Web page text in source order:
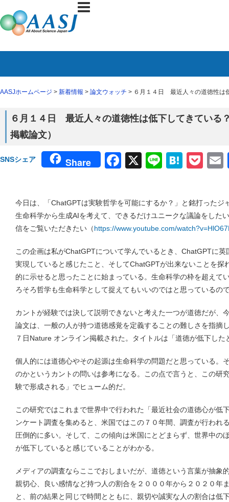
AASJホームページ > 新着情報 > 論文ウォッチ > ６月１４日 最近人々の道徳性は
６月１４日 最近人々の道徳性は低下してきている
掲載論文）
SNSシェア Share Facebook
X Line
今日は、「ChatGPTは実験哲学を可能にするか？」と銘打ったジ
生命科学から生成AIを考えて、できるだけユニークな議論をした
信をご覧いただきたい（https://www.youtube.com/
この企画は私がChatGPTについて学んでいるとき、ChatGPTに
実現していると感じたこと、そしてChatGPTが出来ないことを探
的に示せると思ったことに始まっている。生命科学の枠を超えて
ろそろ哲学も生命科学として捉えてもいいのではと思っているの
カントが経験では決して説明できないと考えた一つが道徳だが、
論文は、一般の人が持つ道徳感覚を定義することの難しさを指摘
７日Nature オンライン掲載された。タイトルは「道徳が低下した
個人的には道徳心やその起源は生命科学の問題だと思っている。
のかというカントの問いは参考になる。この点で言うと、この研
験で形成される」でヒューム的だ。
この研究ではこれまで世界中で行われた「最近社会の道徳心が低
ンケート調査を集めると、米国ではこの７０年間、調査が行われ
圧倒的に多い。そして、この傾向は米国にとどまらず、世界中の
が低下していると感じていることがわかる。
メディアの調査ならここでおしまいだが、道徳という言葉が抽象
親切心、良い感情など持つ人の割合を２０００年から２０２０年
と、前の結果と同じで時間とともに、親切や誠実な人の割合は低